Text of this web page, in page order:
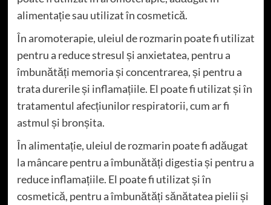
alimentație sau utilizat în cosmetică.
În aromoterapie, uleiul de rozmarin poate fi utilizat
pentru a reduce stresul și anxietatea, pentru a
îmbunătăți memoria și concentrarea, și pentru a
trata durerile și inflamațiile. El poate fi utilizat și în
tratamentul afecțiunilor respiratorii, cum ar fi
astmul și bronșita.
În alimentație, uleiul de rozmarin poate fi adăugat
la mâncare pentru a îmbunătăți digestia și pentru a
reduce inflamațiile. El poate fi utilizat și în
cosmetică, pentru a îmbunătăți sănătatea pielii și